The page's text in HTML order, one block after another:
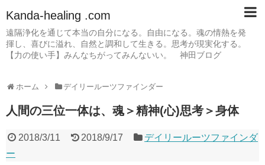
Kanda-healing .com
遠隔浄化を通じて本当の自分になる。自由になる。魂の情熱を発
揮し、喜びに溢れ、自然と調和して生きる。思考が現実化する。
【力の使い手】みんなちがってみんないい。 神田ブログ
ホーム デイリールーツファインダー
人間の三位一体は、魂＞精神(心)思考＞身体
2018/3/11 2018/9/17
デイリールーツファインダ
ー